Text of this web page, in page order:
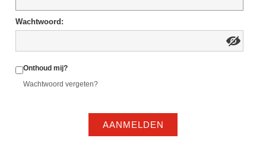
Wachtwoord:
Onthoud mij?
Wachtwoord vergeten?
AANMELDEN